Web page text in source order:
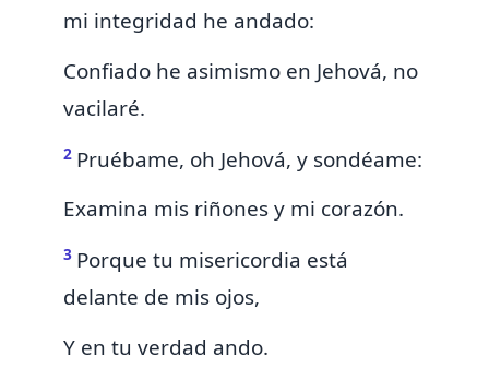
mi integridad he andado:
Confiado he asimismo en Jehová, no
vacilaré.
2 Pruébame, oh Jehová, y sondéame:
Examina mis riñones y mi corazón.
3 Porque tu misericordia está
delante de mis ojos,
Y en tu verdad ando.